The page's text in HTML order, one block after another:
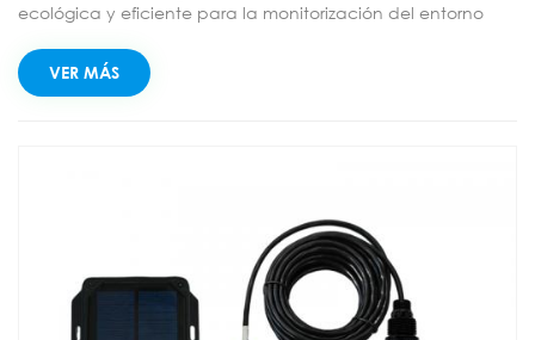
ecológica y eficiente para la monitorización del entorno
concentración de algas verdeazuladas en el agua en
tiempo real. No requiere reactivos y es de fácil
VER MÁS